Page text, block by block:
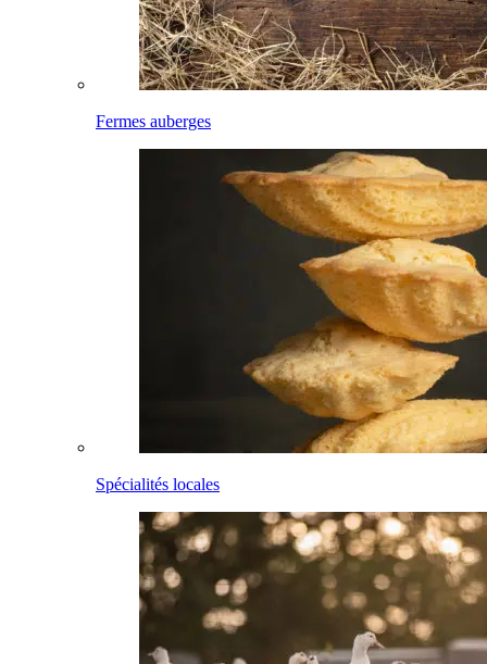
Fermes auberges
Spécialités locales